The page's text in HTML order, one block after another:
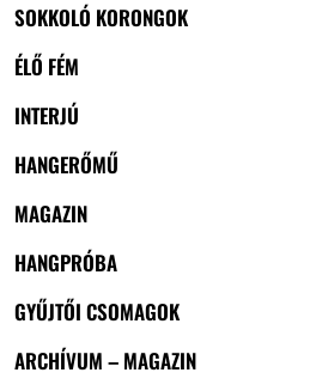
SOKKOLÓ KORONGOK
ÉLŐ FÉM
INTERJÚ
HANGERŐMŰ
MAGAZIN
HANGPRÓBA
GYŰJTŐI CSOMAGOK
ARCHÍVUM – MAGAZIN